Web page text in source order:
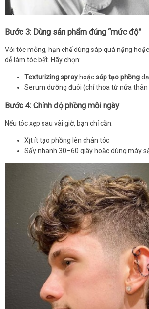
Bước 3: Dùng sản phẩm đúng “mức độ”
Với tóc mỏng, hạn chế dùng sáp quá nặng
dễ làm tóc bết. Hãy chọn:
Texturizing spray hoặcsáp tạo phồng
Serum dưỡng đuôi (chỉ thoa từ nửa
Bước 4: Chỉnh độ phồng mỗi ngày
Nếu tóc xẹp sau vài giờ, bạn chỉ cần:
Xịt ít tạo phồng lên chân tóc
Sấy nhanh 30–60 giây hoặc dùng máy